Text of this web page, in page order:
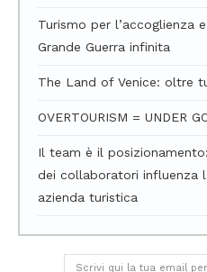
Turismo per l’accoglienza
Grande Guerra infinita
The Land of Venice: oltre
OVERTOURISM = UNDER
Il team è il
dei collaboratori influenza
azienda turistica